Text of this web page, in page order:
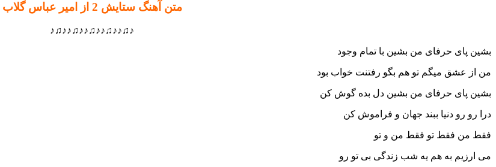
متن آهنگ ستایش 2 از امیر عباس گلاب
♪♫♪♪♫♪♪♫♪♪♫♪♪♫♪
بشین پای حرفای من بشین با تمام وجود
من از عشق میگم تو هم بگو رفتنت خواب بود
بشین پای حرفای من بشین دل بده گوش کن
درا رو رو دنیا ببند جهان و فراموش کن
فقط من فقط تو فقط من و تو
می ارزیم به هم یه شب زندگی بی تو رو